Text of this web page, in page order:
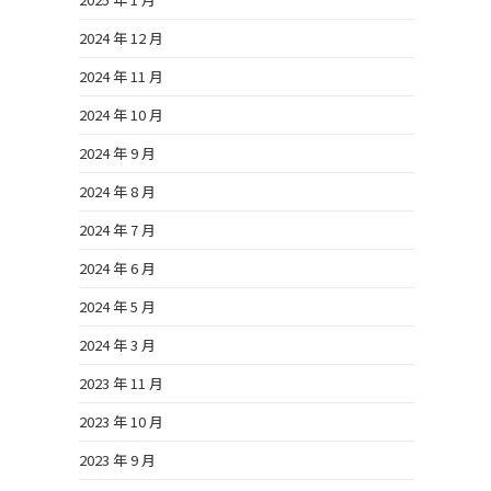
2024 年 12 月
2024 年 11 月
2024 年 10 月
2024 年 9 月
2024 年 8 月
2024 年 7 月
2024 年 6 月
2024 年 5 月
2024 年 3 月
2023 年 11 月
2023 年 10 月
2023 年 9 月